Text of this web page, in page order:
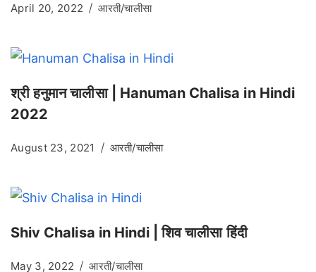
April 20, 2022 आरती/चालीसा
श्री हनुमान चालीसा | Hanuman Chalisa in Hindi
2022
August 23, 2021 आरती/चालीसा
Shiv Chalisa in Hindi | शिव चालीसा हिंदी
May 3, 2022 आरती/चालीसा